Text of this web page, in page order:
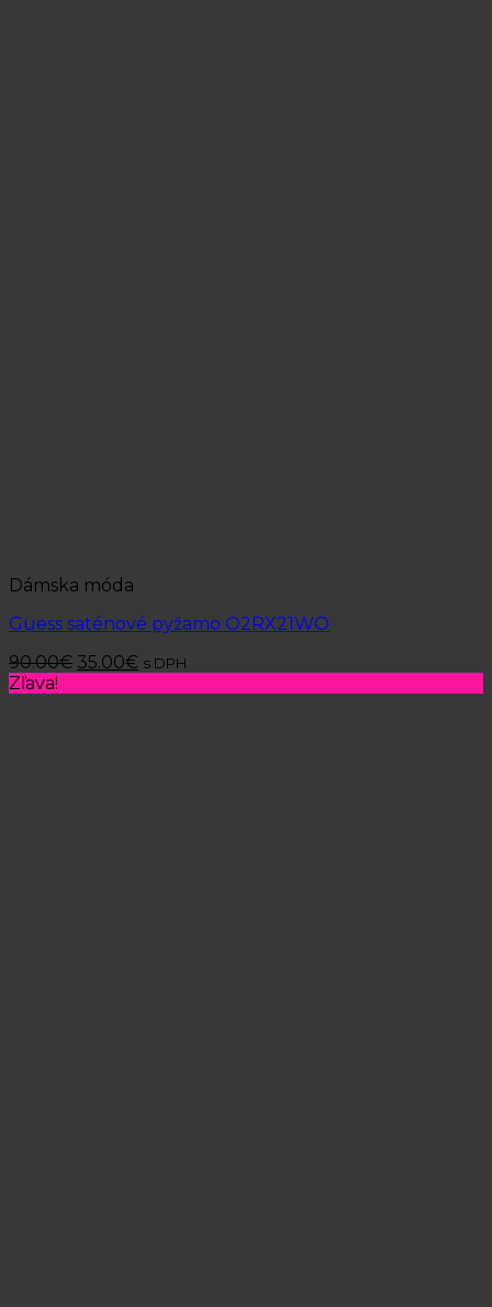
Dámska móda
Guess saténové pyžamo O2RX21WO
90.00€ 35.00€ s DPH
Zľava!